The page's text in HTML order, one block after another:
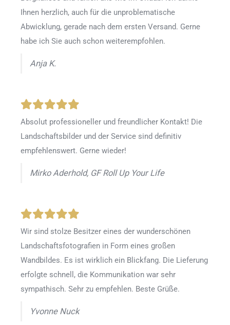
Ihnen herzlich, auch für die unproblematische
Abwicklung, gerade nach dem ersten Versand. Gerne
habe ich Sie auch schon weiterempfohlen.
Anja K.
Absolut professioneller und freundlicher Kontakt! Die
Landschaftsbilder und der Service sind definitiv
empfehlenswert. Gerne wieder!
Mirko Aderhold, GF Roll Up Your Life
Wir sind stolze Besitzer eines der wunderschönen
Landschaftsfotografien in Form eines großen
Wandbildes. Es ist wirklich ein Blickfang. Die Lieferung
erfolgte schnell, die Kommunikation war sehr
sympathisch. Sehr zu empfehlen. Beste Grüße.
Yvonne Nuck